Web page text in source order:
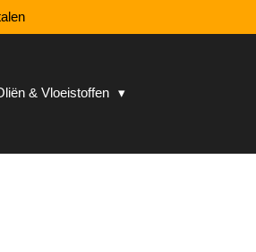
& Vloeistoffen